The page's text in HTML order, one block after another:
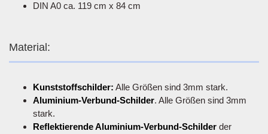
DIN A0 ca. 119 cm x 84 cm
Material:
Kunststoffschilder: Alle Größen sind 3mm stark.
Aluminium-Verbund-Schilder. Alle Größen sind 3mm
stark.
Reflektierende Aluminium-Verbund-Schilder der